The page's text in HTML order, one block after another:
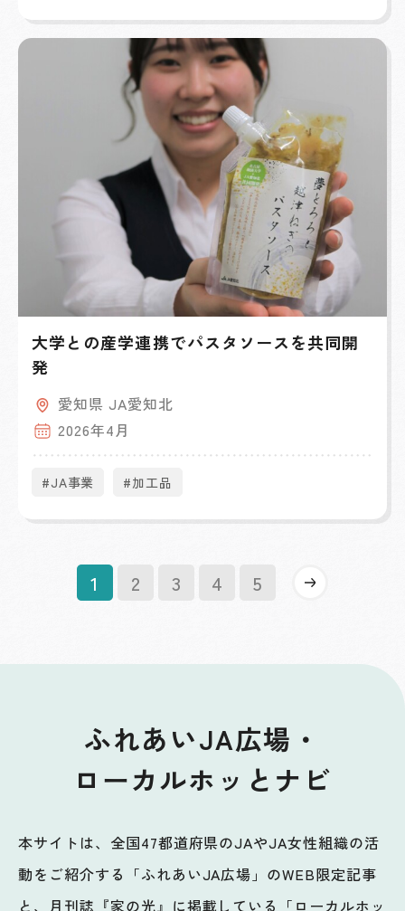
大学との産学連携でパスタソースを共同開
発
愛知県 JA愛知北
2026年4月
#JA事業 #加工品
1 2 3 4 5
ふれあいJA広場・
ローカルホッとナビ
本サイトは、全国47都道府県のJAやJA女性組織の活
動をご紹介する「ふれあいJA広場」のWEB限定記事
と、月刊誌『家の光』に掲載している「ローカルホッ